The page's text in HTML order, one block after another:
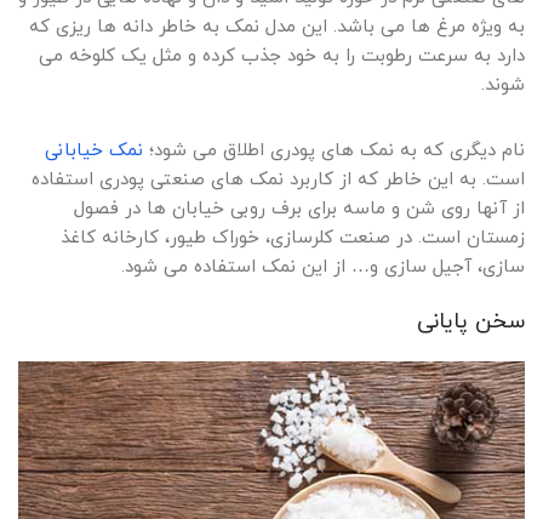
به ویژه مرغ ها می باشد. این مدل نمک به خاطر دانه ها ریزی که
دارد به سرعت رطوبت را به خود جذب کرده و مثل یک کلوخه می
شوند.
نام دیگری که به نمک های پودری اطلاق می شود؛ نمک خیابانی
است. به این خاطر که از کاربرد نمک های صنعتی پودری استفاده
از آنها روی شن و ماسه برای برف روبی خیابان ها در فصول
زمستان است. در صنعت کلرسازی، خوراک طیور، کارخانه کاغذ
سازی، آجیل سازی و… از این نمک استفاده می شود.
سخن پایانی